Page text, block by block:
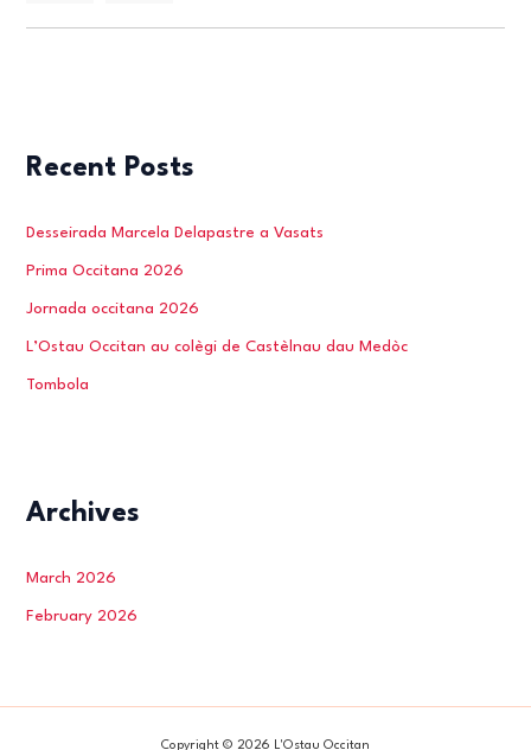
Recent Posts
Desseirada Marcela Delapastre a Vasats
Prima Occitana 2026
Jornada occitana 2026
L’Ostau Occitan au colègi de Castèlnau dau Medòc
Tombola
Archives
March 2026
February 2026
Copyright © 2026 L'Ostau Occitan